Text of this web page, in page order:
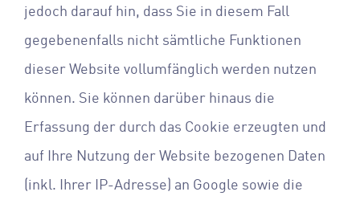
jedoch darauf hin, dass Sie in diesem Fall
gegebenenfalls nicht sämtliche Funktionen
dieser Website vollumfänglich werden nutzen
können. Sie können darüber hinaus die
Erfassung der durch das Cookie erzeugten und
auf Ihre Nutzung der Website bezogenen Daten
(inkl. Ihrer IP-Adresse) an Google sowie die